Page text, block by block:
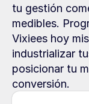
tu gestión
medibles.
Vixiees hoy
industrializar
posicionar tu
conversión.